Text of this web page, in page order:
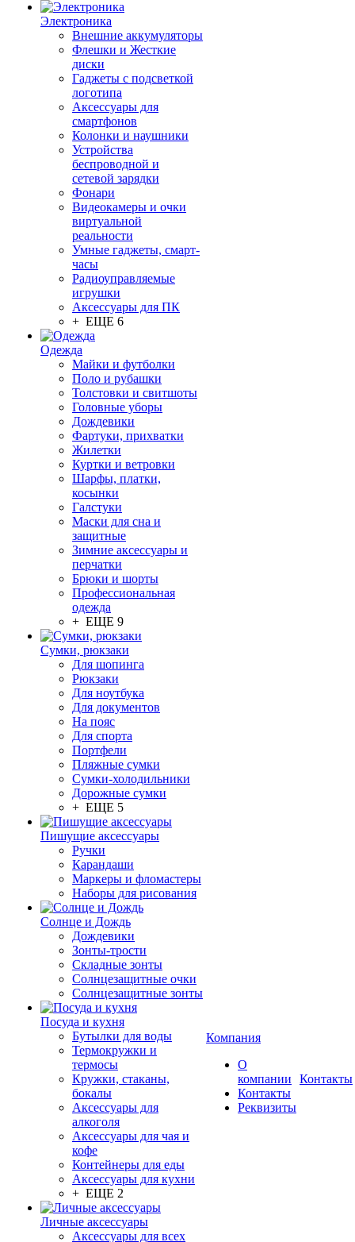
Электроника
Внешние аккумуляторы
Флешки и Жесткие
диски
Гаджеты с подсветкой
логотипа
Аксессуары для
смартфонов
Колонки и наушники
Устройства
беспроводной и
сетевой зарядки
Фонари
Видеокамеры и очки
виртуальной
реальности
Умные гаджеты, смарт-
часы
Радиоуправляемые
игрушки
Аксессуары для ПК
+ ЕЩЕ 6
Одежда
Майки и футболки
Поло и рубашки
Толстовки и свитшоты
Головные уборы
Дождевики
Фартуки, прихватки
Жилетки
Куртки и ветровки
Шарфы, платки,
косынки
Галстуки
Маски для сна и
защитные
Зимние аксессуары и
перчатки
Брюки и шорты
Профессиональная
одежда
+ ЕЩЕ 9
Сумки, рюкзаки
Для шопинга
Рюкзаки
Для ноутбука
Для документов
На пояс
Для спорта
Портфели
Пляжные сумки
Сумки-холодильники
Дорожные сумки
+ ЕЩЕ 5
Пишущие аксессуары
Ручки
Карандаши
Маркеры и фломастеры
Наборы для рисования
Солнце и Дождь
Дождевики
Зонты-трости
Складные зонты
Солнцезащитные очки
Солнцезащитные зонты
Посуда и кухня
Бутылки для воды
Термокружки и
термосы
Кружки, стаканы,
бокалы
Аксессуары для
алкоголя
Аксессуары для чая и
кофе
Контейнеры для еды
Аксессуары для кухни
+ ЕЩЕ 2
Личные аксессуары
Аксессуары для всех
Компания
О
компании
Контакты
Реквизиты
Контакты